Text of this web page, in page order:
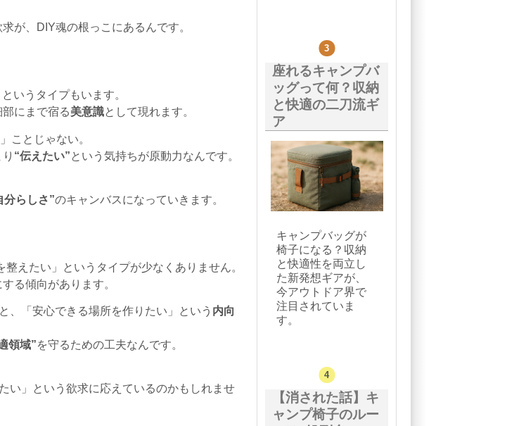
求が、DIY魂の根っこにあるんです。
いうタイプもいます。
にまで宿る美意識として現れます。
ことじゃない。
“伝えたい”という気持ちが原動力なんです。
分らしさ”のキャンバスになっていきます。
えたい」というタイプが少なくありません。
る傾向があります。
と、「安心できる場所を作りたい」という 内向
領域”を守るための工夫なんです。
い」という欲求に応えているのかもしれませ
座れるキャンプバ
ッグって何？収納
と快適の二刀流ギ
ア
キャンプバッグが
椅子になる？収納
と快適性を両立し
た新発想ギアが、
今アウトドア界で
注目されていま
す。
【消された話】キ
ャンプ椅子のルー